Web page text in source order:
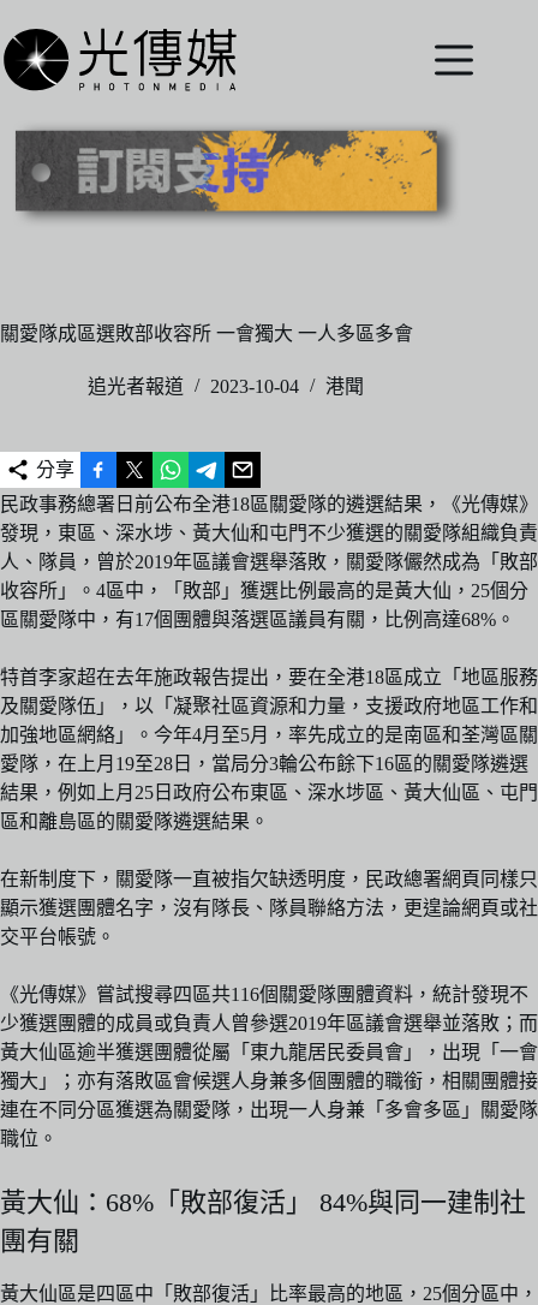
至
主
內
關愛隊成區選敗部收容所 一會獨大 一人多區多會
追光者報道 2023-10-04 港聞
分享
民政事務總署日前公布全港18區關愛隊的遴選結果，《光傳媒》
發現，東區、深水埗、黃大仙和屯門不少獲選的關愛隊組織負責
人、隊員，曾於2019年區議會選舉落敗，關愛隊儼然成為「敗部
收容所」。4區中，「敗部」獲選比例最高的是黃大仙，25個分
區關愛隊中，有17個團體與落選區議員有關，比例高達68%。
特首李家超在去年施政報告提出，要在全港18區成立「地區服務
及關愛隊伍」，以「凝聚社區資源和力量，支援政府地區工作和
加強地區網絡」。今年4月至5月，率先成立的是南區和荃灣區關
愛隊，在上月19至28日，當局分3輪公布餘下16區的關愛隊遴選
結果，例如上月25日政府公布東區、深水埗區、黃大仙區、屯門
區和離島區的關愛隊遴選結果。
在新制度下，關愛隊一直被指欠缺透明度，民政總署網頁同樣只
顯示獲選團體名字，沒有隊長、隊員聯絡方法，更遑論網頁或社
交平台帳號。
《光傳媒》嘗試搜尋四區共116個關愛隊團體資料，統計發現不
少獲選團體的成員或負責人曾參選2019年區議會選舉並落敗；而
黃大仙區逾半獲選團體從屬「東九龍居民委員會」，出現「一會
獨大」；亦有落敗區會候選人身兼多個團體的職銜，相關團體接
連在不同分區獲選為關愛隊，出現一人身兼「多會多區」關愛隊
職位。
黃大仙：68%「敗部復活」 84%與同一建制社
團有關
黃大仙區是四區中「敗部復活」比率最高的地區，25個分區中，